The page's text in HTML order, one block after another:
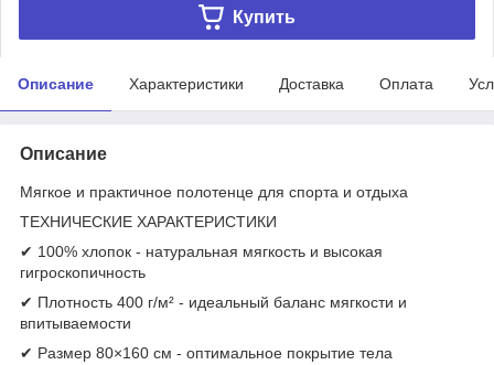
Купить
Описание Характеристики Доставка Оплата
Описание
Мягкое и практичное полотенце для спорта и отдыха
ТЕХНИЧЕСКИЕ ХАРАКТЕРИСТИКИ
✔ 100% хлопок - натуральная мягкость и высокая
гигроскопичность
✔ Плотность 400 г/м² - идеальный баланс мягкости и
впитываемости
✔ Размер 80×160 см - оптимальное покрытие тела